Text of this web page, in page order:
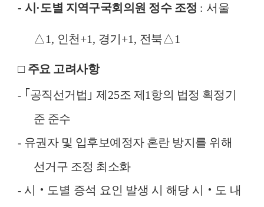
- 시 ·도별 지역구국회의원 정수 조정 : 서울
△1, 인천+1, 경기 +1, 전북△1
□ 주요 고려사항
- ｢ 공직선거법 ｣제 25조 제 1항의 법정 획정기
준 준수
- 유권자 및 입후보예정자 혼란 방지를 위해
선거구 조정 최소화
- 시 ‧ 도별 증석 요인 발생 시 해당 시 ‧ 도 내